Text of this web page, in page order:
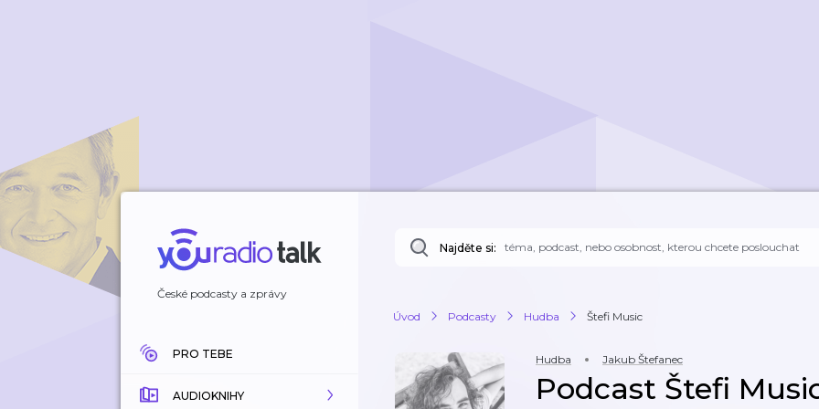
České podcasty a zprávy
PRO TEBE
AUDIOKNIHY
Najděte si:
Úvod Podcasty Hudba Štefi Music
Hudba Jakub Štefanec
Podcast Štefi